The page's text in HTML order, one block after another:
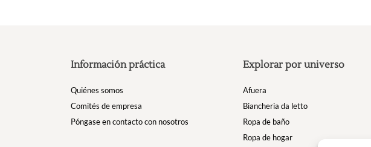
Información práctica
Quiénes somos
Comités de empresa
Póngase en contacto con nosotros
Explorar por universo
Afuera
Biancheria da letto
Ropa de baño
Ropa de hogar